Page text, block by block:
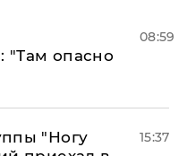
"Там опасно
08:59
"Ногу
15:37